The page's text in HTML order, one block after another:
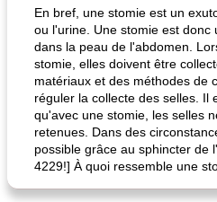
fiesta tostadas
En bref, une stomie est un
ou l'urine. Une stomie est donc
dans la peau de l'abdomen.
stomie, elles doivent être
matériaux et des méthodes de
réguler la collecte des selles. Il
qu'avec une stomie, les selles
retenues. Dans des
possible grâce au sphincter de
4229!] À quoi ressemble une